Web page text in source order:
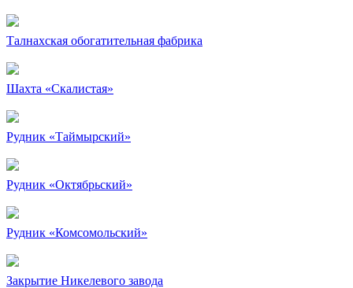
Талнахская обогатительная фабрика
Шахта «Скалистая»
Рудник «Таймырский»
Рудник «Октябрьский»
Рудник «Комсомольский»
Закрытие Никелевого завода